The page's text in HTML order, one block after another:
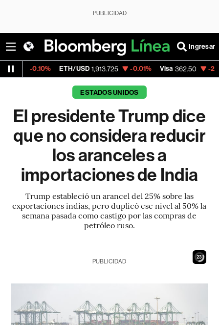
PUBLICIDAD
Ingresar
ETH/USD 1,913.725 -0.01% Visa 362.50 -2.15%
ESTADOS UNIDOS
El presidente Trump dice
que no considera reducir
los aranceles a
importaciones de India
Trump estableció un arancel del 25% sobre las
exportaciones indias, pero duplicó ese nivel al 50% la
semana pasada como castigo por las compras de
petróleo ruso.
21
PUBLICIDAD